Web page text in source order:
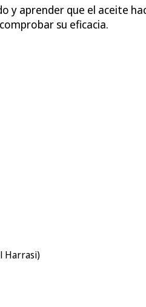
aprender que el aceite
su eficacia.
Harrasi)